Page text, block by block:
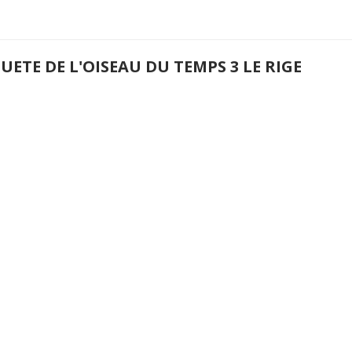
DE L'OISEAU DU TEMPS 3 LE RIGE